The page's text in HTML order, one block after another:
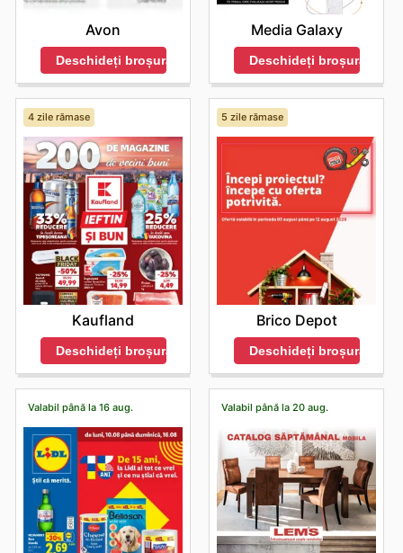
Avon
Deschideți broșura
Media Galaxy
Deschideți broșura
4 zile rămase
Kaufland
Deschideți broșura
5 zile rămase
Brico Depot
Deschideți broșura
Valabil până la 16 aug. Valabil până la 20 aug.